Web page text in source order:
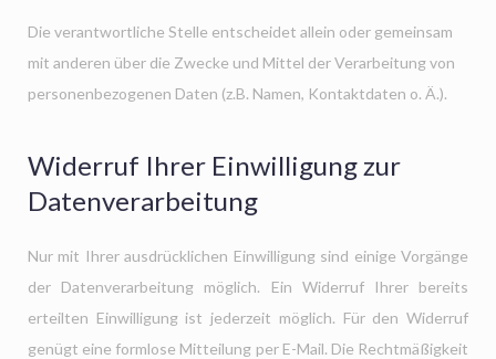
Die verantwortliche Stelle entscheidet allein oder gemeinsam
mit anderen über die Zwecke und Mittel der Verarbeitung von
personenbezogenen Daten (z.B. Namen, Kontaktdaten o. Ä.).
Widerruf Ihrer Einwilligung zur
Datenverarbeitung
Nur mit Ihrer ausdrücklichen Einwilligung sind einige Vorgänge
der Datenverarbeitung möglich. Ein Widerruf Ihrer bereits
erteilten Einwilligung ist jederzeit möglich. Für den Widerruf
genügt eine formlose Mitteilung per E-Mail. Die Rechtmäßigkeit